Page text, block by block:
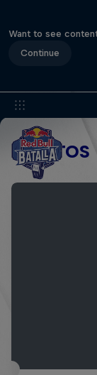
Want to see
Continue
EVENTOS